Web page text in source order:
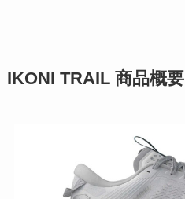
IKONI TRAIL 商品概要